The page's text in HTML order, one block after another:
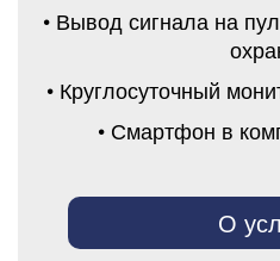
• Вывод сигнала на
• Круглосуточный
• Смартфон в
О